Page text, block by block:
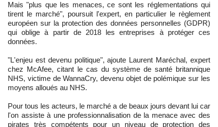
Mais "plus que les menaces, ce sont les réglementations qui
tirent le marché", poursuit l'expert, en particulier le règlement
européen sur la protection des données personnelles (GDPR)
qui oblige à partir de 2018 les entreprises à protéger ces
données.
"L'enjeu est devenu politique", ajoute Laurent Maréchal, expert
chez McAfee, citant le cas du système de santé britannique
NHS, victime de WannaCry, devenu objet de polémique sur les
moyens alloués au NHS.
Pour tous les acteurs, le marché a de beaux jours devant lui car
l'on assiste à une professionnalisation de la menace avec des
pirates très compétents pour un niveau de protection des